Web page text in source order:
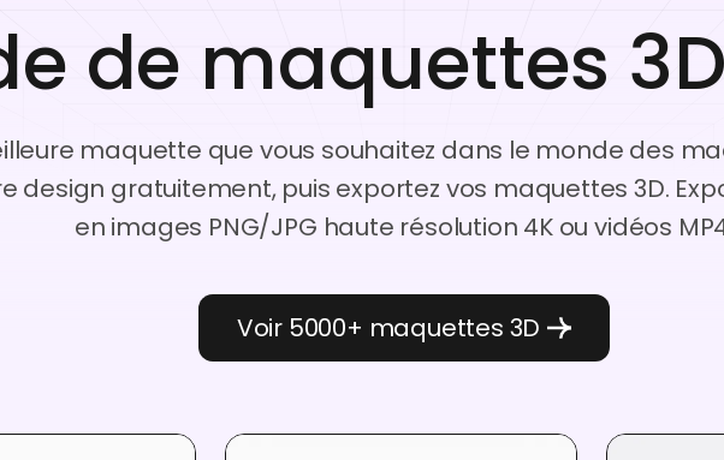
de maquettes
maquette que vous souhaitez dans le monde des
design gratuitement, puis exportez vos maquettes 3D.
en images PNG/JPG haute résolution 4K ou vidéos
Voir 5000+ maquettes 3D